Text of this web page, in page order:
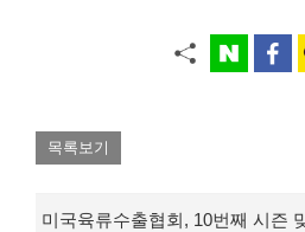
목록보기
미국육류수출협회, 10번째 시즌